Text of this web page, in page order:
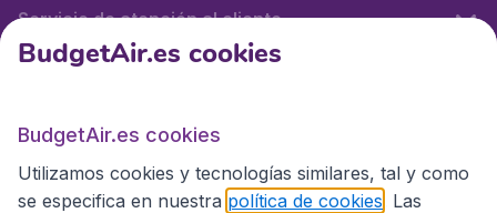
Servicio de atención al cliente
Sitios internacionales
BudgetAir.es cookies
BudgetAir.es cookies
Utilizamos cookies y tecnologías similares, tal y como
se especifica en nuestra política de cookies . Las